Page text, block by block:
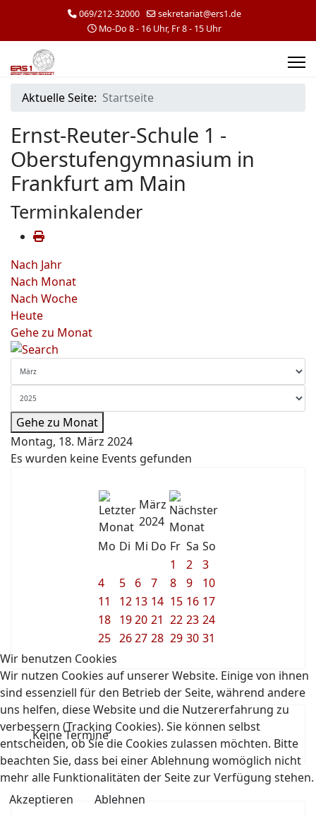
069/212-32000
sekretariat@ers1.de
Mo-Do 8 - 16 Uhr, Fr 8 - 15 Uhr
Aktuelle Seite: Startseite
Ernst-Reuter-Schule 1 -
Oberstufengymnasium in
Frankfurt am Main
Terminkalender
Nach Jahr
Nach Monat
Nach Woche
Heute
Gehe zu Monat
Gehe zu Monat
Montag, 18. März 2024
Es wurden keine Events gefunden
März
2024
Mo Di Mi Do Fr Sa So
1
2
3
4
5 6 7 8 9
10
11
12 13 14 15 16 17
18
19 20 21 22 23 24
25 26 27 28 29 30 31
Keine Termine
Wir benutzen Cookies
Wir nutzen Cookies auf unserer Website. Einige von ihnen
sind essenziell für den Betrieb der Seite, während andere
uns helfen, diese Website und die Nutzererfahrung zu
verbessern (Tracking Cookies). Sie können selbst
entscheiden, ob Sie die Cookies zulassen möchten. Bitte
beachten Sie, dass bei einer Ablehnung womöglich nicht
mehr alle Funktionalitäten der Seite zur Verfügung stehen.
Akzeptieren
Ablehnen